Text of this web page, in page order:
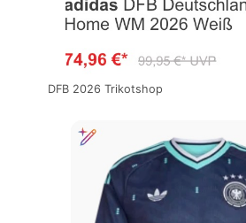
DFB 2026 Trikotshop